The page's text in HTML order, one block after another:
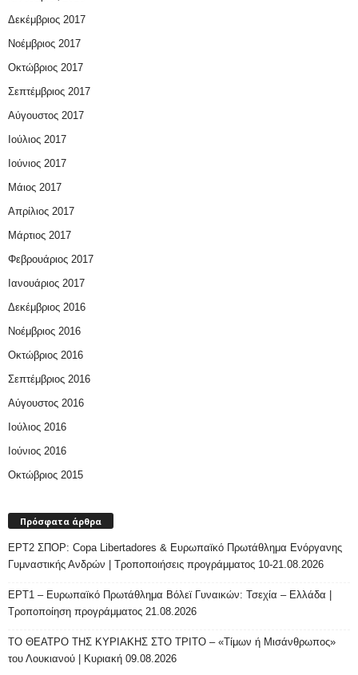
Δεκέμβριος 2017
Νοέμβριος 2017
Οκτώβριος 2017
Σεπτέμβριος 2017
Αύγουστος 2017
Ιούλιος 2017
Ιούνιος 2017
Μάιος 2017
Απρίλιος 2017
Μάρτιος 2017
Φεβρουάριος 2017
Ιανουάριος 2017
Δεκέμβριος 2016
Νοέμβριος 2016
Οκτώβριος 2016
Σεπτέμβριος 2016
Αύγουστος 2016
Ιούλιος 2016
Ιούνιος 2016
Οκτώβριος 2015
Πρόσφατα άρθρα
ΕΡΤ2 ΣΠΟΡ: Copa Libertadores & Ευρωπαϊκό Πρωτάθλημα Ενόργανης
Γυμναστικής Ανδρών | Τροποποιήσεις προγράμματος 10-21.08.2026
ΕΡΤ1 – Ευρωπαϊκό Πρωτάθλημα Βόλεϊ Γυναικών: Τσεχία – Ελλάδα |
Τροποποίηση προγράμματος 21.08.2026
ΤΟ ΘΕΑΤΡΟ ΤΗΣ ΚΥΡΙΑΚΗΣ ΣΤΟ ΤΡΙΤΟ – «Τίμων ή Μισάνθρωπος»
του Λουκιανού | Κυριακή 09.08.2026